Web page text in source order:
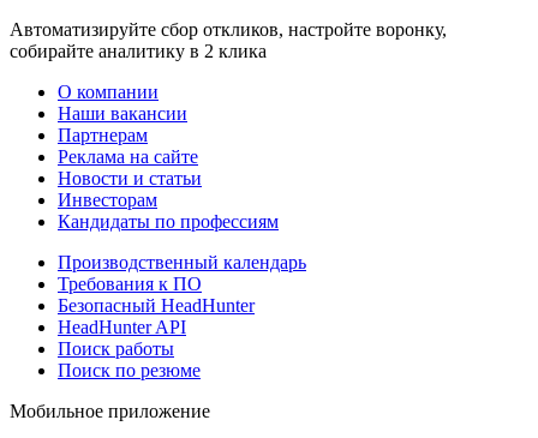
Автоматизируйте сбор откликов, настройте воронку,
собирайте аналитику в 2 клика
О компании
Наши вакансии
Партнерам
Реклама на сайте
Новости и статьи
Инвесторам
Кандидаты по профессиям
Производственный календарь
Требования к ПО
Безопасный HeadHunter
HeadHunter API
Поиск работы
Поиск по резюме
Мобильное приложение